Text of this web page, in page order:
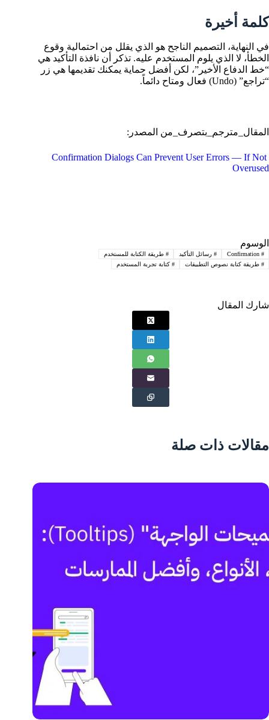
كلمة أخيرة
في النهاية، التصميم الناجح هو الذي يقلل من احتمالية وقوع
الخطأ، لا الذي يلوم المستخدم عليه. تذكر أن نافذة التأكيد هي
“خط الدفاع الأخير”، لكن أفضل حماية يمكنك تقديمها هي زر
“تراجع” (Undo) فعال ومتاح دائماً.
المقال_مترجم_بتصرف_من المصدر:
Confirmation Dialogs Can Prevent User Errors — If Not
Overused
الوسوم
#
Confirmation
# رسائل التأكيد # طريقة الكتابة للمستخدم
# طريقة كتابة نصوص التطبيقات # كتابة تجربة المستخدم
شارك المقال
مقالات ذات صلة